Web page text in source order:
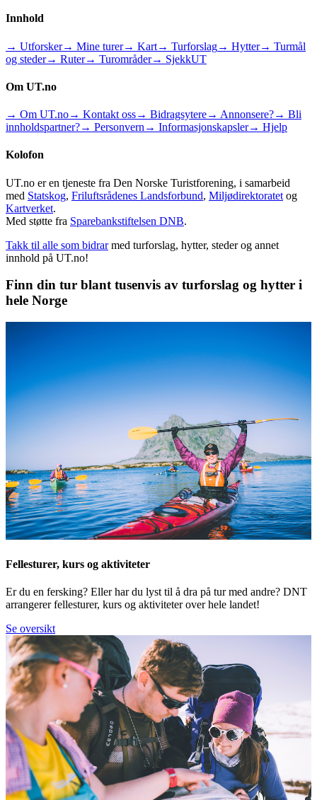
Innhold
→ Utforsker→ Mine turer→ Kart→ Turforslag→ Hytter→ Turmål
og steder→ Ruter→ Turområder→ SjekkUT
Om UT.no
→ Om UT.no→ Kontakt oss→ Bidragsytere→ Annonsere?→ Bli
innholdspartner?→ Personvern → Informasjonskapsler→ Hjelp
Kolofon
UT.no er en tjeneste fra Den Norske Turistforening, i samarbeid
med Statskog, Friluftsrådenes Landsforbund, Miljødirektoratet og
Kartverket.
Med støtte fra Sparebankstiftelsen DNB.
Takk til alle som bidrar med turforslag, hytter, steder og annet
innhold på UT.no!
Finn din tur blant tusenvis av turforslag og hytter i
hele Norge
Fellesturer, kurs og aktiviteter
Er du en fersking? Eller har du lyst til å dra på tur med andre? DNT
arrangerer fellesturer, kurs og aktiviteter over hele landet!
Se oversikt